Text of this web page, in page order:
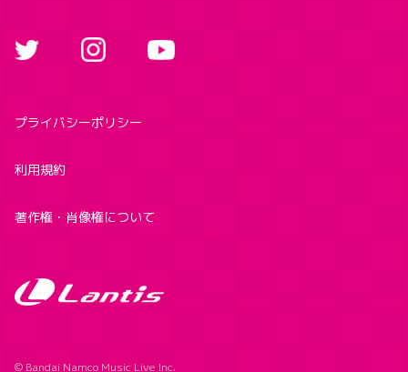
プライバシーポリシー
利用規約
著作権・肖像権について
© Bandai Namco Music Live Inc.